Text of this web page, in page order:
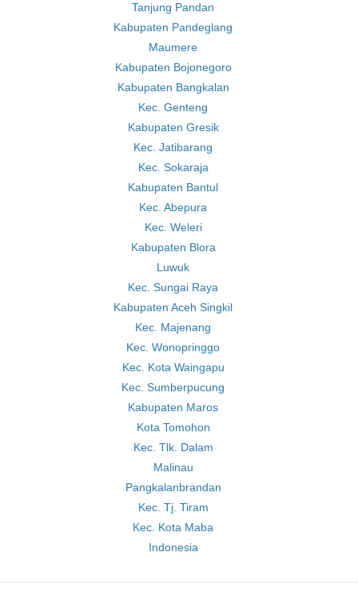
Tanjung Pandan
Kabupaten Pandeglang
Maumere
Kabupaten Bojonegoro
Kabupaten Bangkalan
Kec. Genteng
Kabupaten Gresik
Kec. Jatibarang
Kec. Sokaraja
Kabupaten Bantul
Kec. Abepura
Kec. Weleri
Kabupaten Blora
Luwuk
Kec. Sungai Raya
Kabupaten Aceh Singkil
Kec. Majenang
Kec. Wonopringgo
Kec. Kota Waingapu
Kec. Sumberpucung
Kabupaten Maros
Kota Tomohon
Kec. Tlk. Dalam
Malinau
Pangkalanbrandan
Kec. Tj. Tiram
Kec. Kota Maba
Indonesia